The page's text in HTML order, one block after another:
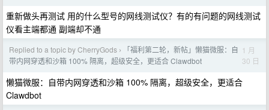
重新做头再测试 用的什么型号的网线测试仪？有的有问题的网线测试
仪看主端都通 副端却不通
Replied to a topic by CherryGods ›
「福利第二轮，新帖」懒猫微服：自
带内网穿透和沙箱 100% 隔离，超级安全，更适合 Clawdbot
1 月
30 日
懒猫微服：自带内网穿透和沙箱 100% 隔离，超级安全，更适合
Clawdbot